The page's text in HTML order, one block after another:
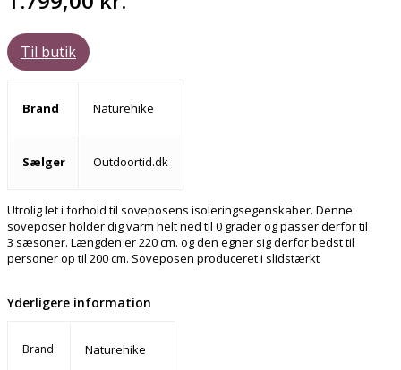
Til butik
Brand Naturehike
Sælger Outdoortid.dk
Utrolig let i forhold til soveposens isoleringsegenskaber. Denne
soveposer holder dig varm helt ned til 0 grader og passer derfor til
3 sæsoner. Længden er 220 cm. og den egner sig derfor bedst til
personer op til 200 cm. Soveposen produceret i slidstærkt
Yderligere information
Brand Naturehike